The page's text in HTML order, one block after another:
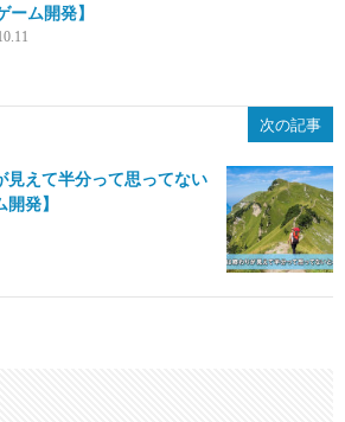
ーム開発】
次の記事
見えて半分って思ってない
発】